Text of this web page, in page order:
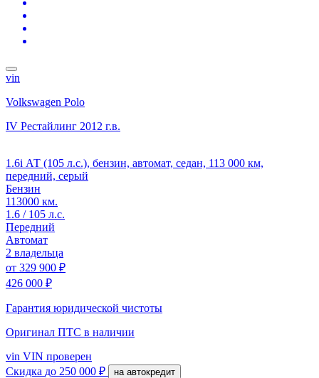
vin
Volkswagen Polo
IV Рестайлинг 2012 г.в.
1.6i АТ (105 л.с.), бензин, автомат, седан, 113 000 км,
передний, серый
Бензин
113000 км.
1.6 / 105 л.с.
Передний
Автомат
2 владельца
от 329 900 ₽
426 000 ₽
Гарантия юридической чистоты
Оригинал ПТС в наличии
vin VIN проверен
Скидка до 250 000 ₽ на автокредит